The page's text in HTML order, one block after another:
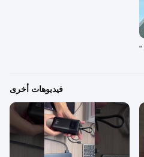
"
فيديوهات أخرى